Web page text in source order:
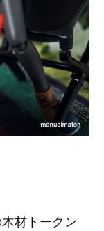
材トークン